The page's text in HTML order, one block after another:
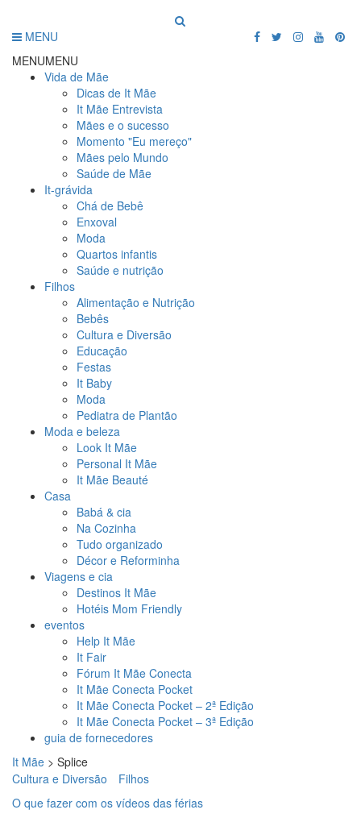
MENU
MENUMENU
Vida de Mãe
Dicas de It Mãe
It Mãe Entrevista
Mães e o sucesso
Momento "Eu mereço"
Mães pelo Mundo
Saúde de Mãe
It-grávida
Chá de Bebê
Enxoval
Moda
Quartos infantis
Saúde e nutrição
Filhos
Alimentação e Nutrição
Bebês
Cultura e Diversão
Educação
Festas
It Baby
Moda
Pediatra de Plantão
Moda e beleza
Look It Mãe
Personal It Mãe
It Mãe Beauté
Casa
Babá & cia
Na Cozinha
Tudo organizado
Décor e Reforminha
Viagens e cia
Destinos It Mãe
Hotéis Mom Friendly
eventos
Help It Mãe
It Fair
Fórum It Mãe Conecta
It Mãe Conecta Pocket
It Mãe Conecta Pocket – 2ª Edição
It Mãe Conecta Pocket – 3ª Edição
guia de fornecedores
It Mãe > Splice
Cultura e Diversão
Filhos
O que fazer com os vídeos das férias